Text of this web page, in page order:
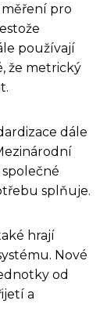
měření pro
používají
že metrický
dále
splňuje.
hrají
Nové
od
a